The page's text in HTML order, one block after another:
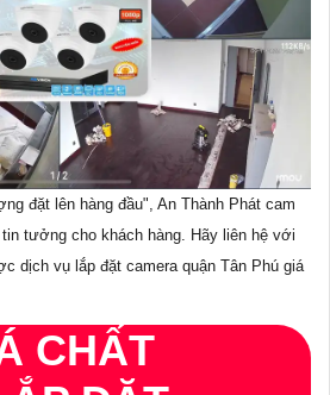
đặt lên hàng đầu", An Thành Phát cam
tưởng cho khách hàng. Hãy liên hệ với
dịch vụ lắp đặt camera quận Tân Phú giá
CHẤT